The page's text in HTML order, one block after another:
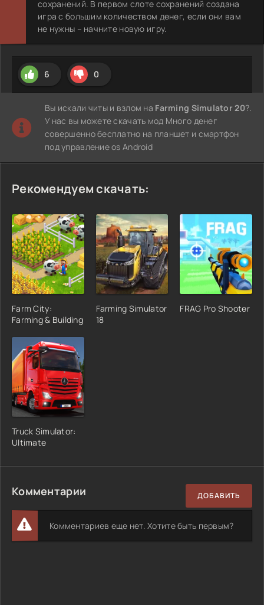
сохранений. В первом слоте сохранений создана
игра с большим количеством денег, если они вам
не нужны – начните новую игру.
6 0
Вы искали читы и взлом на Farming Simulator 20?.
У нас вы можете скачать мод Много денег
совершенно бесплатно на планшет и смартфон
под управление os Android
Рекомендуем скачать:
Farm City:
Farming & Building
Farming Simulator
18
FRAG Pro Shooter
Truck Simulator:
Ultimate
Комментарии ДОБАВИТЬ
Комментариев еще нет. Хотите быть первым?